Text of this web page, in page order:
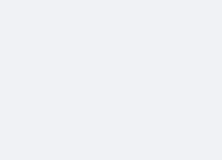
Genellikle oksijen
toz veya partikül seviyesine
değiştirilmesi, cihazın